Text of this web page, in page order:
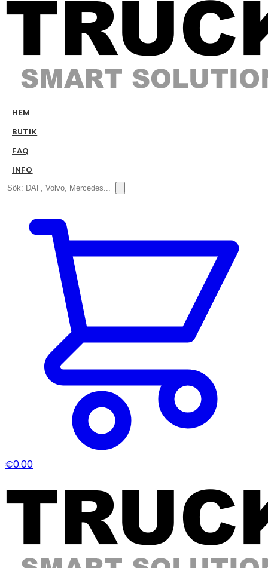
HEM
BUTIK
FAQ
INFO
€0.00